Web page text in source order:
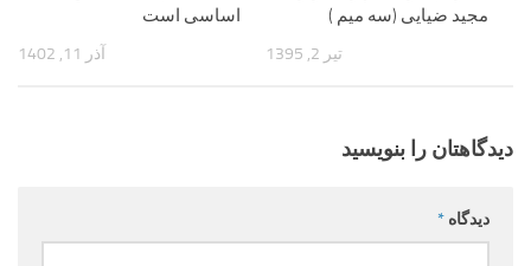
اساسی است
آذر 11, 1402
مجید ضیایی (سه میم )
تیر 2, 1395
دیدگاهتان را بنویسید
دیدگاه *